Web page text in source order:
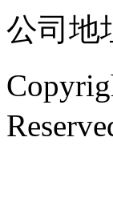
公司地